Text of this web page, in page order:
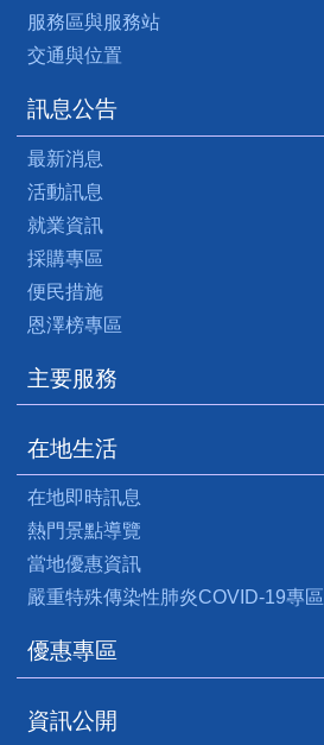
服務區與服務站
交通與位置
訊息公告
最新消息
活動訊息
就業資訊
採購專區
便民措施
恩澤榜專區
主要服務
在地生活
在地即時訊息
熱門景點導覽
當地優惠資訊
嚴重特殊傳染性肺炎COVID-19專區
優惠專區
資訊公開